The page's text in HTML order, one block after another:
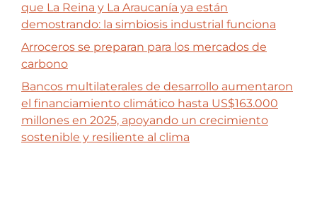
que La Reina y La Araucanía ya están
demostrando: la simbiosis industrial funciona
Arroceros se preparan para los mercados de
carbono
Bancos multilaterales de desarrollo aumentaron
el financiamiento climático hasta US$163.000
millones en 2025, apoyando un crecimiento
sostenible y resiliente al clima